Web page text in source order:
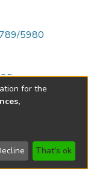
5980
for the
That's ok